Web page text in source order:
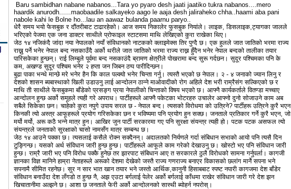
Baru sambidhan nabane nabanos...Tara yo pyaro desh jaati jaatiko tukra nabanos....mero
haardik anurodh......maobaadile salkayeko aago le aaja desh jaliraheko chha..haami aba pani
nabole kahi le Bolne ho...lau an aawaz bulanda paarnu paryo..
धेरै समय भयो फेसबुक र दौंतरीबाट टाढारहेको। आज समय निकालेर फुसबुक नियांले। लाइक, डिसलाइक,ट्यागका जालले
भरिएको पेजमा एक जना डाक्टर साथीले प्रोफाइल स्टाटसमा माथि लेखिएको कुरा राखेका थिए।
जेठ १४ नजिकंदै जांदा नया नेपालको नयाँ संविधानको नाटकको क्लाइमेक्स तिर पुग्दै छ। एक हुलले जात जातिको भरमा राज्य
राख्नु पर्ने भनेर नेपाल बन्द नसकाउँदै अर्को थरीले जात जातिको भरमा राज्य राख्न हुँदैन भनेर नेपाल बन्दको तालीका तयार
पारिसकेका हुन्छन्। राई लिम्बुले पूर्वमा बन्द नसकाउंदै ब्रामण क्षेत्रीले पोखरामा बन्द सुरू गर्दछन। सुदूर पश्चिमका पनि के
कम, अखण्ड सुदूर पश्चिम भनेर २ हप्ता जन जिबन ठप्प पारीदिन्छन।
बुढा पाका भन्थे मान्छे मरे भनेर हैन कि काल पल्क्यो भनेर चिन्ता गर्नु। त्यस्तै भएको छ नेपाल। २ - ४ जनाको ज्यान लिनु र
देशको शासन ब्यबास्थाको खिली उडाउनु लाई आन्दोलन ठान्ने माओवादीको रोग अहिले देश भरी राम्रैसंग सल्किएको छ र
माथि ती साथीले फेसबुकमा बाँडेको प्रसङ्ग प्रया नेपालीको चिन्ताको विषय भएको छ। आफ्नै कार्यकर्ताले वितण्डा मच्चाए
आन्दोलन हुन्छ अर्को समूहले त्यही गरे अपराध। पार्टीहरूले आफ्नै पकेटका भोटरहरु उचालेर आफ्नो दुनो सोजाउने काम अब
सबैले सिकेका छन। चाहेको कुरा नपुगे उपाय सरल छ - नेपाल बन्द। त्यसको विरोधमा को उत्रिने? पार्टीहरू उत्रिने कुरै भएन
किनकी त्यो अस्त्र आफूहरूले प्रयोग गरिसकेका छन र भविष्यमा पनि प्रयोग हुन सक्छ। जनताले प्रतिकार गर्ने कुरै भएन, जो
मर्यो मर्यो, अरू कठै भन्ने मात्र हुन। आखिर जुन पार्टी सरकारमा गए पनि सुरक्षा संयन्त्र त्यही हो। पटक पटक असफल त्यो
संयन्त्रले जनताको सुरक्षाको चासो नामसँग मात्र सम्बन्ध छ।
जेठ १४ आउने पक्का छ। त्यसलाई कसैले रोक्न सक्दैनन्। अदालतको निर्यणले गर्दा संबिधान सभाको आयो पनि त्यसै दिन
टुङ्गिन्छ। यसको अर्थ संविधान जारी हुन्छ हुन्छ। पार्टीहरूले आफूले काम गरेको देखाउनु छ। खोस्टो भए पनि संविधान जारी
हुन्छ। राम्रै जारी भए पनि विरोध पक्कै हुनेछ तर झारपाट संबिधान आए त सरकारले ठुलै विरोधको सामना गर्नुपर्ला। कागजी
ज्ञानका विज्ञ मानिने हाम्रा नेताहरूले अरूको देशमा देखेको जस्तै राज्य गणराज्य बनाएर विकासको छलांग मार्ने सपना भने
सपनामै सीमित रहनेछ। सुर न सार भात खान तयार भने जस्तो आर्थिक,कानुनी हिसाबबाट स्पष्ट नपारी कागजमा देश बाँडेर
संविधान बनाउँदा देश लँगडो त हुन्छ नै, अझ एउटा बर्गलाई पेलेर अर्को बर्गलाई काँधमा राखेर संविधान जारी गरे देश झन
खिचातानीमा अल्झने छ। आशा छ जनताले फेरी अर्को आन्दोलनको सास्थी ब्योहर्न नपरोस्।